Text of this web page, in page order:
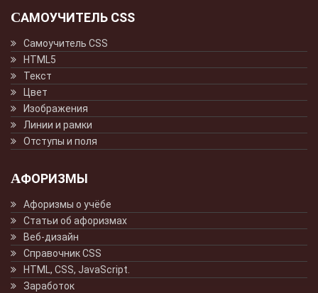
САМОУЧИТЕЛЬ CSS
Самоучитель CSS
HTML5
Текст
Цвет
Изображения
Линии и рамки
Отступы и поля
АФОРИЗМЫ
Афоризмы о учёбе
Статьи об афоризмах
Веб-дизайн
Справочник CSS
HTML, CSS, JavaScript.
Заработок